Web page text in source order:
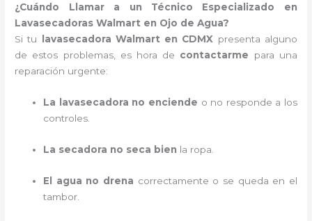
¿Cuándo Llamar a un Técnico Especializado en
Lavasecadoras Walmart en Ojo de Agua?
Si tu
lavasecadora Walmart en CDMX presenta alguno
de estos problemas, es hora de contactarme para una
reparación urgente:
La lavasecadora no enciende o no responde a los
controles.
La secadora no seca bien la ropa.
El agua no drena correctamente o se queda en el
tambor.